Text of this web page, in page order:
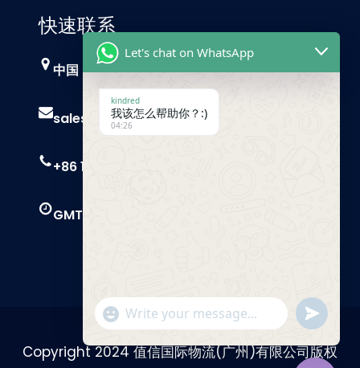
快速联系
中国，广州
sales@trust-freight.com
+86 186 6503 8749
GMT+8 9 AM – 6 PM
Copyright 2024 值信国际物流(广州)有限公司版权
Let's chat on WhatsApp
kindred
我该怎么帮助你？:)
04:26
"+chaty_settings.lang.emoji_picker+"
Send
WhatsApp